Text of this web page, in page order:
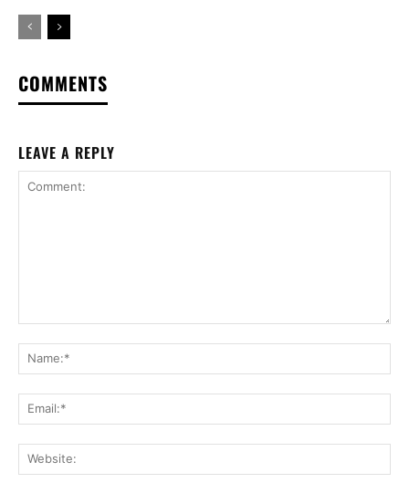
COMMENTS
LEAVE A REPLY